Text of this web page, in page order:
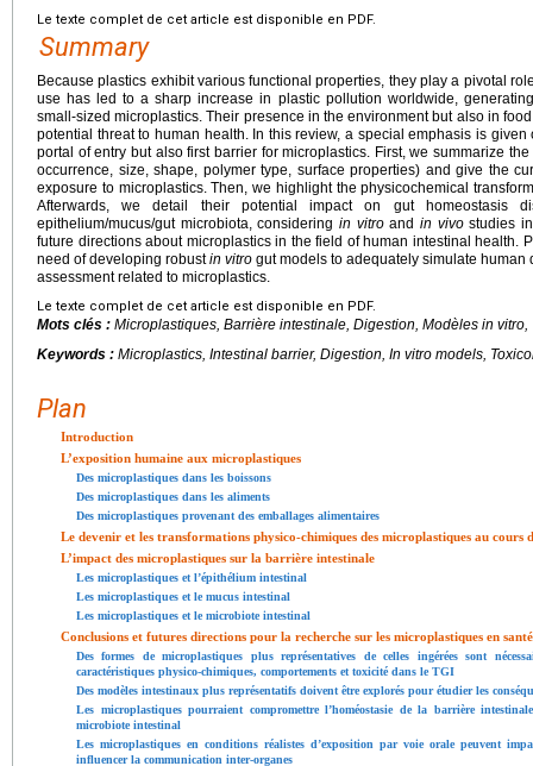
Le texte complet de cet article est disponible en PDF.
Summary
Because plastics exhibit various functional properties, they play a pivotal
use has led to a sharp increase in plastic pollution worldwide,
small-sized microplastics. Their presence in the environment but also in
potential threat to human health. In this review, a special emphasis is
portal of entry but also first barrier for microplastics. First, we summarize
occurrence, size, shape, polymer type, surface properties) and give the
exposure to microplastics. Then, we highlight the physicochemical
Afterwards, we detail their potential impact on gut homeostasis
epithelium/mucus/gut microbiota, considering in vitroand in vivostudies in
future directions about microplastics in the field of human intestinal health.
need of developing robustin vitro gut models to adequately simulate
assessment related to microplastics.
Le texte complet de cet article est disponible en PDF.
Mots clés : Microplastiques, Barrière intestinale, Digestion, Modèles in vitro,
Keywords : Microplastics, Intestinal barrier, Digestion, In vitro models,
Plan
Introduction
L’exposition humaine aux microplastiques
Des microplastiques dans les boissons
Des microplastiques dans les aliments
Des microplastiques provenant des emballages alimentaires
Le devenir et les transformations physico-chimiques des microplastiques au cours
L’impact des microplastiques sur la barrière intestinale
Les microplastiques et l’épithélium intestinal
Les microplastiques et le mucus intestinal
Les microplastiques et le microbiote intestinal
Conclusions et futures directions pour la recherche sur les microplastiques en
Des formes de microplastiques plus représentatives de celles ingérées sont
caractéristiques physico-chimiques, comportements et toxicité dans le TGI
Des modèles intestinaux plus représentatifs doivent être explorés pour étudier les
Les microplastiques pourraient compromettre l’homéostasie de la barrière
microbiote intestinal
Les microplastiques en conditions réalistes d’exposition par voie orale peuvent
influencer la communication inter-organes